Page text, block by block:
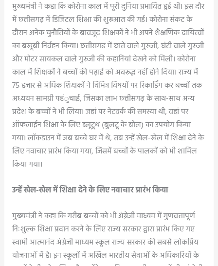
मुख्यमंत्री ने कहा कि कोरोना काल में पूरी दुनिया प्रभावित हुई थी। इस दौर
में छत्तीसगढ़ में डिजिटल शिक्षा की शुरूआत की गई। कोरोना संकट के
दौरान अनेक चुनौतियों के बावजूद शिक्षकों ने भी अपने शैक्षणिक दायित्वों
का बखूबी निर्वहन किया। छत्तीसगढ़ में छाते वाले गुरूजी, घंटी वाले गुरूजी
और मोटर सायकल वाले गुरूजी की कहानियां देखने को मिली। कोरोना
काल में शिक्षकों ने बच्चों की पढ़ाई को अवरूद्ध नहीं होने दिया। राज्य में
75 हजार से अधिक शिक्षकों ने विभिन्न विषयों पर रिकार्डिंग कर बच्चों तक
अध्ययन सामग्री पहंुचाई, जिसका लाभ छत्तीसगढ़ के साथ-साथ अन्य
प्रदेश के बच्चों ने भी लिया। जहां पर नेटवर्क की समस्या थी, वहां पर
ऑफलाईन शिक्षा के लिए ब्लूटूथ (बुलटू के बोल) का उपयोग किया
गया। लॉकडाउन में जब बच्चे घर में थे, तब उन्हें खेल-खेल में शिक्षा देने के
लिए नवाचार प्रारंभ किया गया, जिसमें बच्चों के पालकों को भी शामिल
किया गया।
उन्हें खेल-खेल में शिक्षा देने के लिए नवाचार प्रारंभ किया
मुख्यमंत्री ने कहा कि गरीब बच्चों को भी अंग्रेजी माध्यम में गुणवत्तापूर्ण
निःशुल्क शिक्षा प्रदान करने के लिए राज्य सरकार द्वारा प्रारंभ किए गए
स्वामी आत्मानंद अंग्रेजी माध्यम स्कूल राज्य सरकार की सबसे लोकप्रिय
योजनाओं में है। इन स्कूलों में अखिल भारतीय सेवाओं के अधिकारियों के